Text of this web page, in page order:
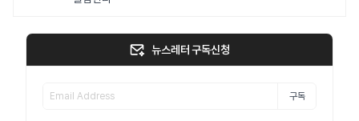
뉴스레터 구독신청
구독